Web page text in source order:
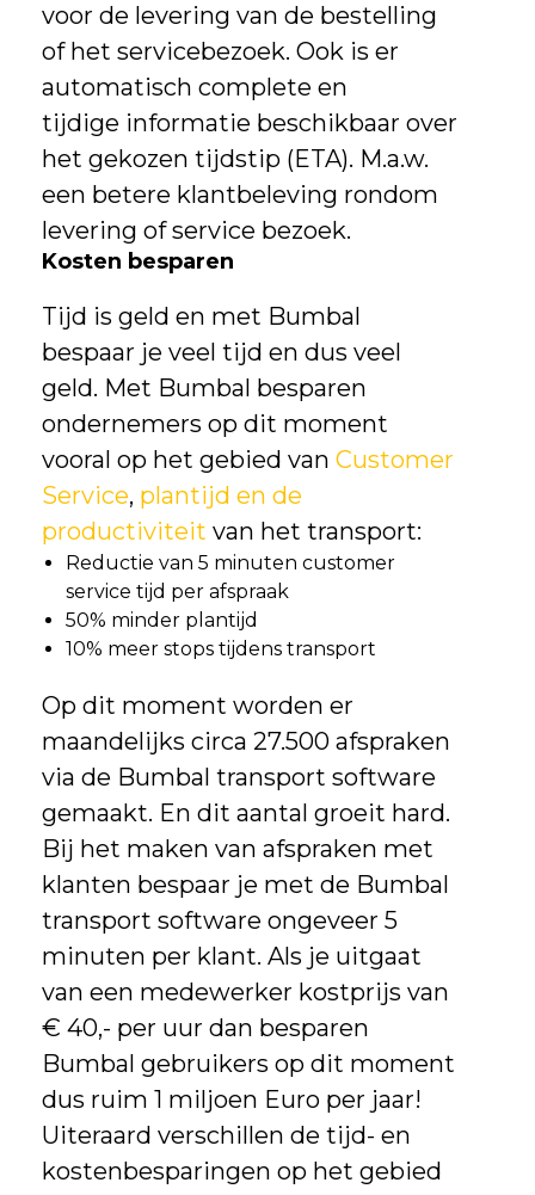
voor de levering van de bestelling
of het servicebezoek. Ook is er
automatisch complete en
tijdige informatie beschikbaar over
het gekozen tijdstip (ETA). M.a.w.
een betere klantbeleving rondom
levering of service bezoek.
Kosten besparen
Tijd is geld en met Bumbal
bespaar je veel tijd en dus veel
geld. Met Bumbal besparen
ondernemers op dit moment
vooral op het gebied van Customer
Service, plantijd en de
productiviteit van het transport:
Reductie van 5 minuten customer
service tijd per afspraak
50% minder plantijd
10% meer stops tijdens transport
Op dit moment worden er
maandelijks circa 27.500 afspraken
via de Bumbal transport software
gemaakt. En dit aantal groeit hard.
Bij het maken van afspraken met
klanten bespaar je met de Bumbal
transport software ongeveer 5
minuten per klant. Als je uitgaat
van een medewerker kostprijs van
€ 40,- per uur dan besparen
Bumbal gebruikers op dit moment
dus ruim 1 miljoen Euro per jaar!
Uiteraard verschillen de tijd- en
kostenbesparingen op het gebied